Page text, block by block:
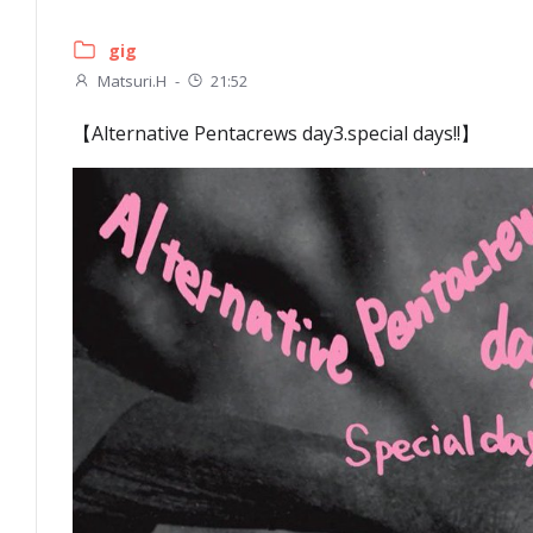
gig
Matsuri.H - 21:52
【Alternative Pentacrews day3.special days!!】